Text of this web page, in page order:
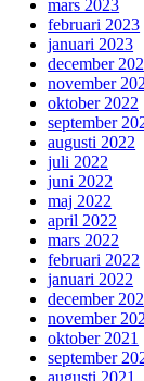
mars 2023
februari 2023
januari 2023
december
november
oktober 2022
september
augusti 2022
juli 2022
juni 2022
maj 2022
april 2022
mars 2022
februari 2022
januari 2022
december
november
oktober 2021
september
augusti 2021